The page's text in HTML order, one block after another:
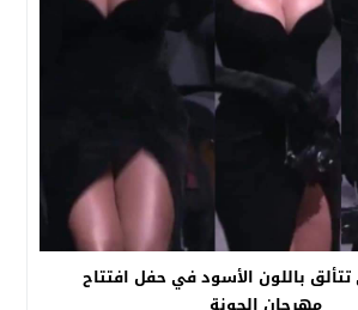
باللون الأسود في حفل افتتاح